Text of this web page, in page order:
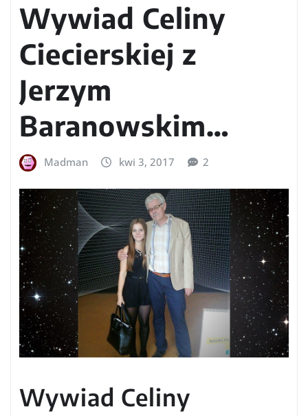
Wywiad Celiny
Ciecierskiej z
Jerzym
Baranowskim…
Madman kwi 3, 2017 2
Wywiad Celiny